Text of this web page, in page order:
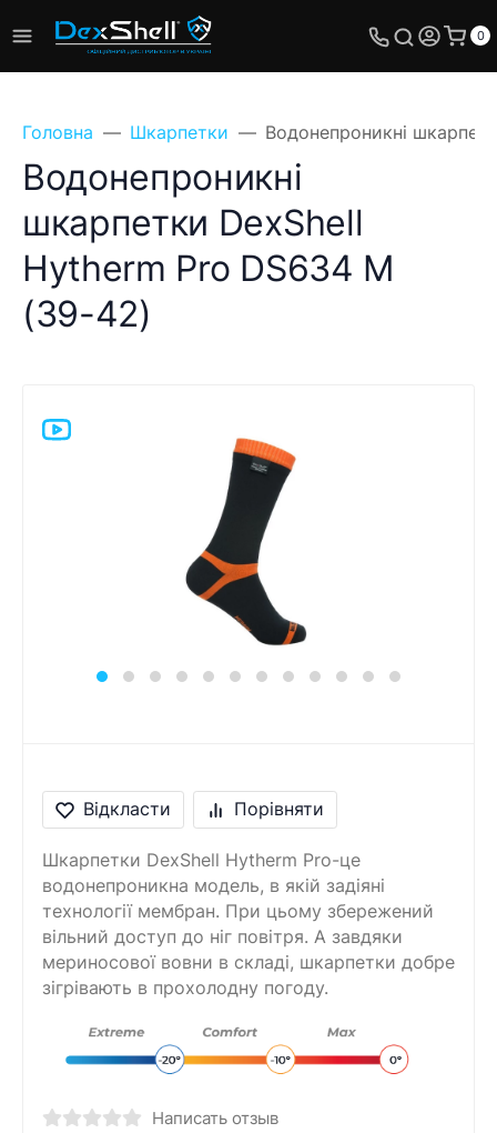
0
Головна Шкарпетки Водонепроникні
Водонепроникні
шкарпетки DexShell
Hytherm Pro DS634 M
(39-42)
Відкласти Порівняти
Шкарпетки DexShell Hytherm Pro-це
водонепроникна модель, в якій задіяні
технології мембран. При цьому збережений
вільний доступ до ніг повітря. А завдяки
мериносової вовни в складі, шкарпетки добре
зігрівають в прохолодну погоду.
Написать отзыв